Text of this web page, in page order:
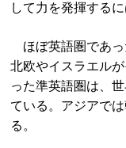
して力を発揮する
ほぼ英語圏であっ
北欧やイスラエル
った準英語圏は、
ている。アジアで
る。